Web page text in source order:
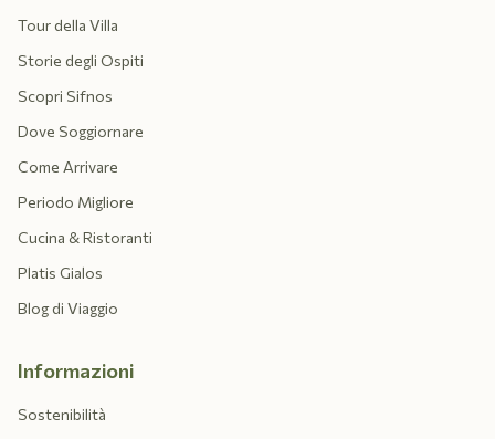
Tour della Villa
Storie degli Ospiti
Scopri Sifnos
Dove Soggiornare
Come Arrivare
Periodo Migliore
Cucina & Ristoranti
Platis Gialos
Blog di Viaggio
Informazioni
Sostenibilità